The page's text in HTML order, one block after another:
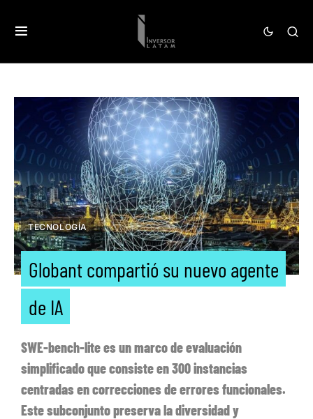
TECNOLOGÍA
Globant compartió su nuevo agente
de IA
SWE-bench-lite es un marco de evaluación
simplificado que consiste en 300 instancias
centradas en correcciones de errores funcionales.
Este subconjunto preserva la diversidad y